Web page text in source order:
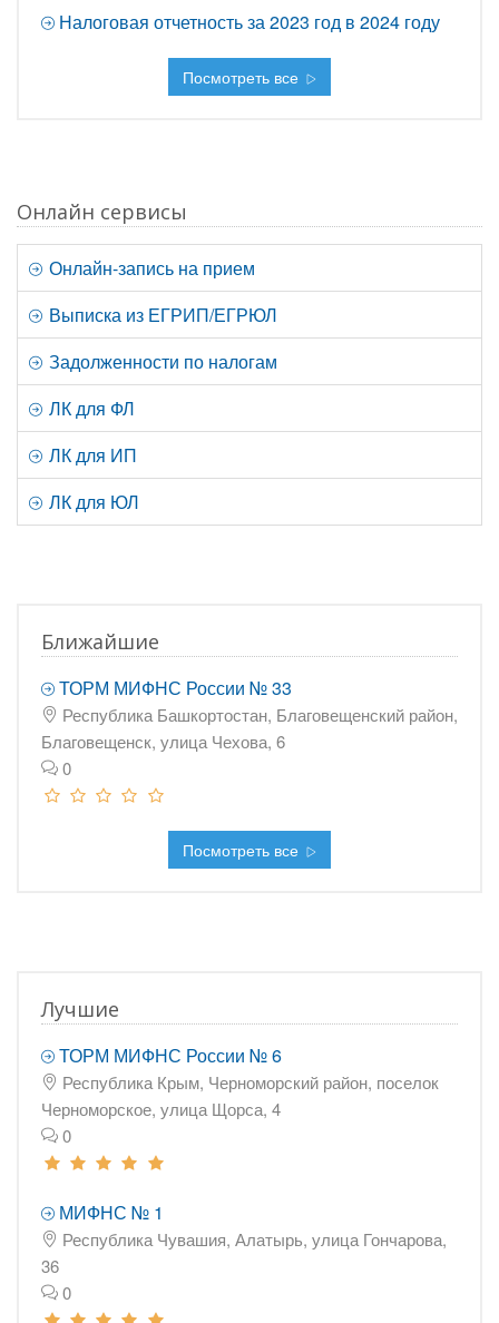
Налоговая отчетность за 2023 год в 2024 году
Посмотреть все
Онлайн сервисы
Онлайн-запись на прием
Выписка из ЕГРИП/ЕГРЮЛ
Задолженности по налогам
ЛК для ФЛ
ЛК для ИП
ЛК для ЮЛ
Ближайшие
ТОРМ МИФНС России № 33
Республика Башкортостан, Благовещенский район,
Благовещенск, улица Чехова, 6
0
Посмотреть все
Лучшие
ТОРМ МИФНС России № 6
Республика Крым, Черноморский район, поселок
Черноморское, улица Щорса, 4
0
МИФНС № 1
Республика Чувашия, Алатырь, улица Гончарова,
36
0